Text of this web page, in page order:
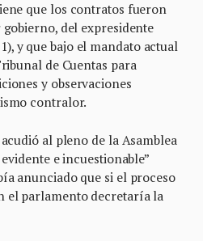
que los contratos fueron
del expresidente
y que bajo el mandato actual
de Cuentas para
y observaciones
contralor.
al pleno de la Asamblea
e incuestionable”
anunciado que si el proceso
el parlamento decretaría la